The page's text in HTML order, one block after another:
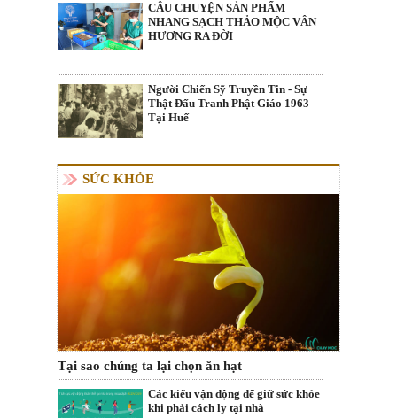
CÂU CHUYỆN SẢN PHẨM
NHANG SẠCH THẢO MỘC VÂN
HƯƠNG RA ĐỜI
Người Chiến Sỹ Truyền Tin - Sự
Thật Đấu Tranh Phật Giáo 1963
Tại Huế
SỨC KHỎE
Tại sao chúng ta lại chọn ăn hạt
Các kiểu vận động để giữ sức khỏe
khi phải cách ly tại nhà